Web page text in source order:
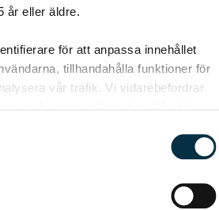
år eller äldre.
för att anpassa innehållet
tillhandahålla funktioner för
vår trafik. Vi vidarebefordrar
Dessa kan i sin tur kombinera
de har samlat in när du har använt